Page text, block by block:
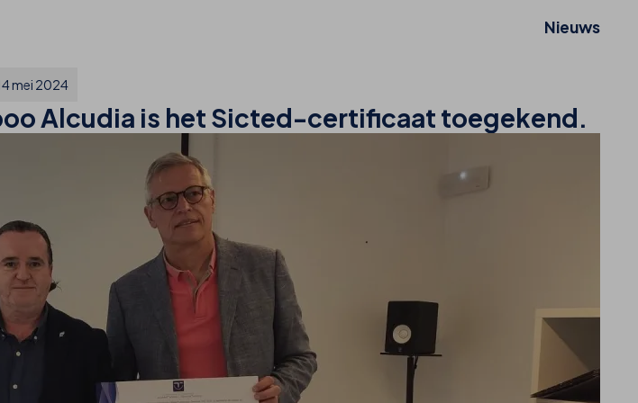
Nieuws
mei 2024
Alcudia is het Sicted-certificaat toegekend.